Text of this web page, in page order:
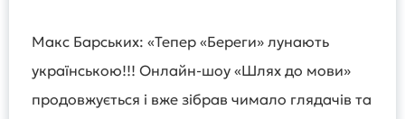
Макс Барських: «Тепер «Береги» лунають
українською!!! Онлайн-шоу «Шлях до мови»
продовжується і вже зібрав чимало глядачів та